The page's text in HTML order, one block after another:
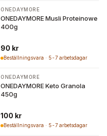
ONEDAYMORE
ONEDAYMORE Musli Proteinowe
400g
90 kr
Beställningsvara · 5-7 arbetsdagar
ONEDAYMORE
ONEDAYMORE Keto Granola
450g
100 kr
Beställningsvara · 5-7 arbetsdagar